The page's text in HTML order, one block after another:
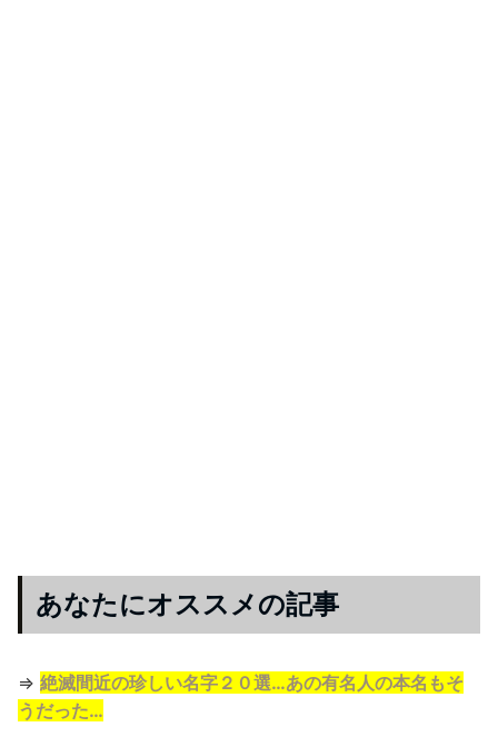
あなたにオススメの記事
⇒ 絶滅間近の珍しい名字２０選…あの有名人の本名もそ
うだった…